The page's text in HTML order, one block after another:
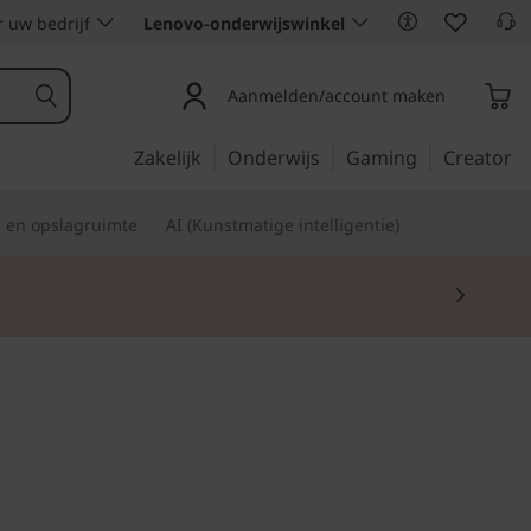
uw bedrijf Lenovo-onderwijswinkel
Aanmelden/account maken
Zakelijk Onderwijs Gaming Creator
en opslagruimte AI (Kunstmatige intelligentie)